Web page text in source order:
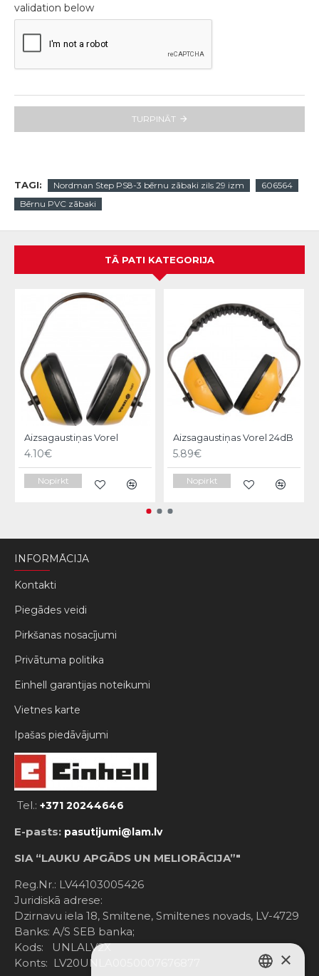
validation below
TURPINĀT
TAGI: Nordman Step PS8-3 bērnu zābaki zils 29 izm
606564
Bērnu PVC zābaki
TĀ PATI KATEGORIJA
Aizsagaustiņas Vorel
4.10€
Nopirkt
Aizsagaustiņas Vorel 24dB
5.89€
Nopirkt
INFORMĀCIJA
Kontakti
Piegādes veidi
Pirkšanas nosacījumi
Privātuma politika
Einhell garantijas noteikumi
Vietnes karte
Ipašas piedāvājumi
Tel.: +371 20244646
E-pasts: pasutijumi@lam.lv
SIA “LAUKU APGĀDS UN MELIORĀCIJA”"
Reg.Nr.: LV44103005426
Juridiskā adrese:
Dzirnavu iela 18, Smiltene, Smiltenes novads, LV-4729
Banks: A/S SEB banka;
Kods: UNLALV2X
Konts: LV20UNLA0050007676877
×